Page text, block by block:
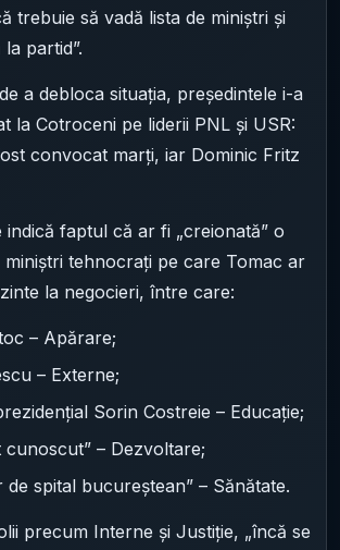
trebuie să vadă lista de miniștri și
partid”.
a debloca situația, președintele i-a
la Cotroceni pe liderii PNL și USR:
convocat marți, iar Dominic Fritz
indică faptul că ar fi „creionată” o
miniștri tehnocrați pe care Tomac ar
la negocieri, între care:
– Apărare;
– Externe;
Sorin Costreie – Educație;
cunoscut” – Dezvoltare;
de spital bucureștean” – Sănătate.
precum Interne și Justiție, „încă se